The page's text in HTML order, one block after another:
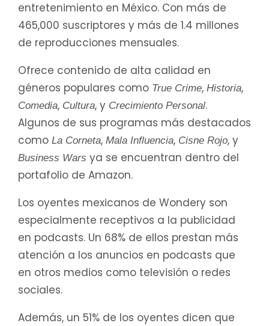
entretenimiento en México. Con más de
465,000 suscriptores y más de 1.4 millones
de reproducciones mensuales.
Ofrece contenido de alta calidad en
géneros populares como True Crime, Historia,
Comedia, Cultura, y Crecimiento Personal.
Algunos de sus programas más destacados
como La Corneta, Mala Influencia, Cisne Rojo, y
Business Wars ya se encuentran dentro del
portafolio de Amazon.
Los oyentes mexicanos de Wondery son
especialmente receptivos a la publicidad
en podcasts. Un 68% de ellos prestan más
atención a los anuncios en podcasts que
en otros medios como televisión o redes
sociales.
Además, un 51% de los oyentes dicen que